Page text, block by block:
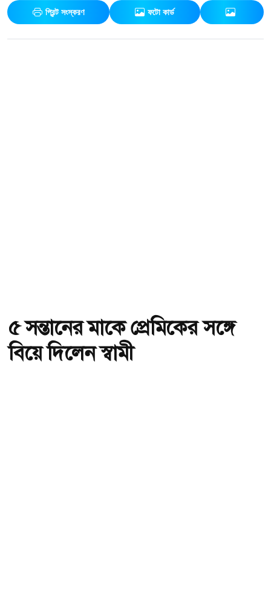
প্রিন্ট সংস্করণ ফটো কার্ড
৫ সন্তানের মাকে প্রেমিকের সঙ্গে
বিয়ে দিলেন স্বামী